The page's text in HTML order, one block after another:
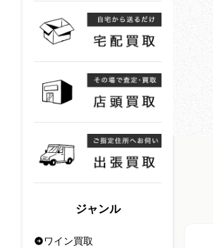
ジャンル
ワイン買取